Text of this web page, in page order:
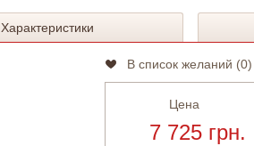
Характеристики
В список желаний (0)
Цена
7 725 грн.